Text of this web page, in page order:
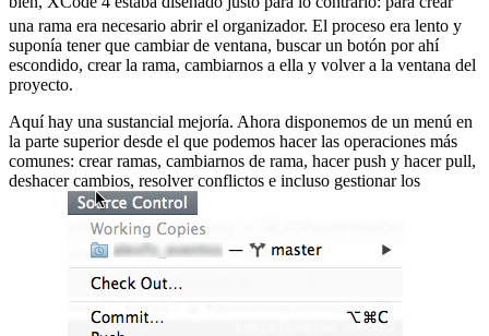
una rama era necesario abrir el organizador. El proceso era lento y
suponía tener que cambiar de ventana, buscar un botón por ahí
escondido, crear la rama, cambiarnos a ella y volver a la ventana del
proyecto.
Aquí hay una sustancial mejoría. Ahora disponemos de un menú en
la parte superior desde el que podemos hacer las operaciones más
comunes: crear ramas, cambiarnos de rama, hacer push y hacer pull,
deshacer cambios, resolver conflictos e incluso gestionar los